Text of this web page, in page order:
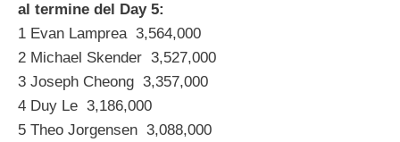
al termine del Day 5:
1 Evan Lamprea 3,564,000
2 Michael Skender 3,527,000
3 Joseph Cheong 3,357,000
4 Duy Le 3,186,000
5 Theo Jorgensen 3,088,000